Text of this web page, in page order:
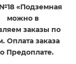
«Подземная
можно в
заказы по
Оплата заказа
Предоплате.